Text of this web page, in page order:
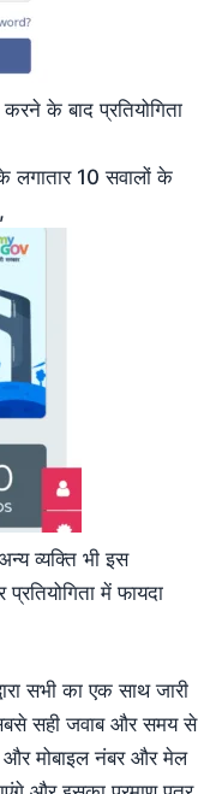
के बाद प्रतियोगिता
लगातार 10 सवालों के
व्यक्ति भी इस
में फायदा
सभी का एक साथ जारी
सही जवाब और समय से
और मोबाइल नंबर और मेल